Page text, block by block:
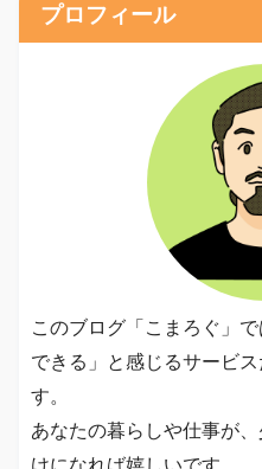
プロフィール
このブログ「こまろぐ」
できる」と感じるサービ
す。
あなたの暮らしや仕事が
けになれば嬉しいです。